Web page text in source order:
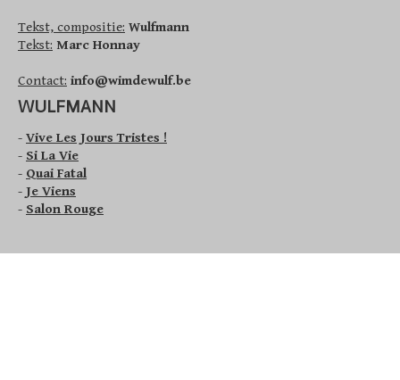
Tekst, compositie: Wulfmann
Tekst: Marc Honnay
Contact: info@wimdewulf.be
WULFMANN
- Vive Les Jours Tristes !
- Si La Vie
- Quai Fatal
- Je Viens
- Salon Rouge